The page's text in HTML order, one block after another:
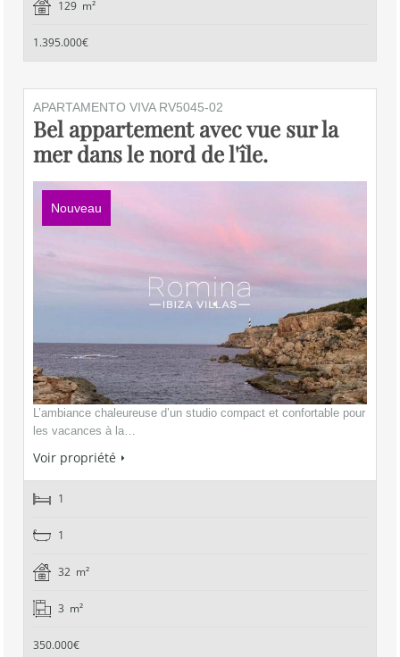
129 m²
1.395.000€
APARTAMENTO VIVA RV5045-02
Bel appartement avec vue sur la
mer dans le nord de l'île.
Nouveau
L’ambiance chaleureuse d’un studio compact et confortable pour
les vacances à la…
Voir propriété
1
1
32 m²
3 m²
350.000€